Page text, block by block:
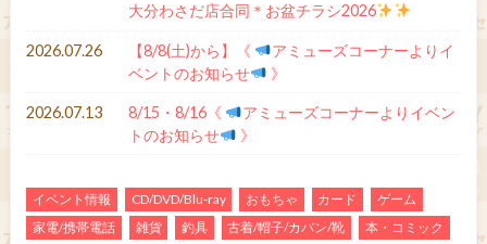
大分わさだ店合同＊お盆チラシ2026
2026.07.26 【8/8(土)から】《
アミューズコーナーよりイ
ベントのお知らせ
》
2026.07.13 8/15・8/16《
アミューズコーナーよりイベン
トのお知らせ
》
イベント情報 CD/DVD/Blu-ray おもちゃ カード
ゲーム
家電/携帯電話
雑貨 釣具 古着/帽子/カバン/靴 本・コミック